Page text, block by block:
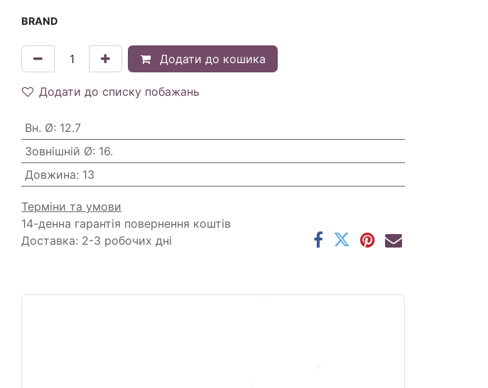
BRAND
Додати до кошика
Додати до списку побажань
Вн. Ø: 12.7
Зовнішній Ø: 16.
Довжина: 13
Терміни та умови
14-денна гарантія повернення коштів
Доставка: 2-3 робочих дні